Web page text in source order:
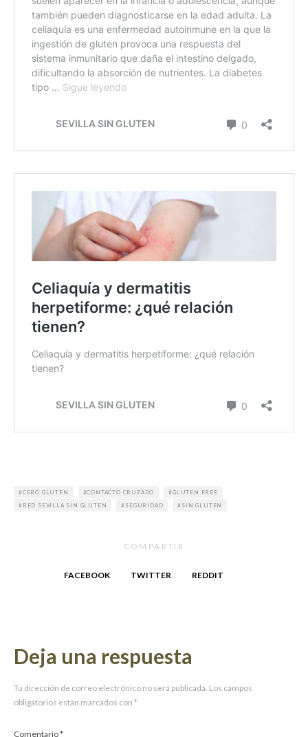
CERO GLUTEN CONTACTO CRUZADO
GLUTEN FREE
RED SEVILLA SIN GLUTEN
SEGURIDAD SIN GLUTEN
COMPARTIR
FACEBOOK TWITTER REDDIT
Deja una respuesta
Tu dirección de correo electrónico no será publicada. Los campos
obligatorios están marcados con *
Comentario*